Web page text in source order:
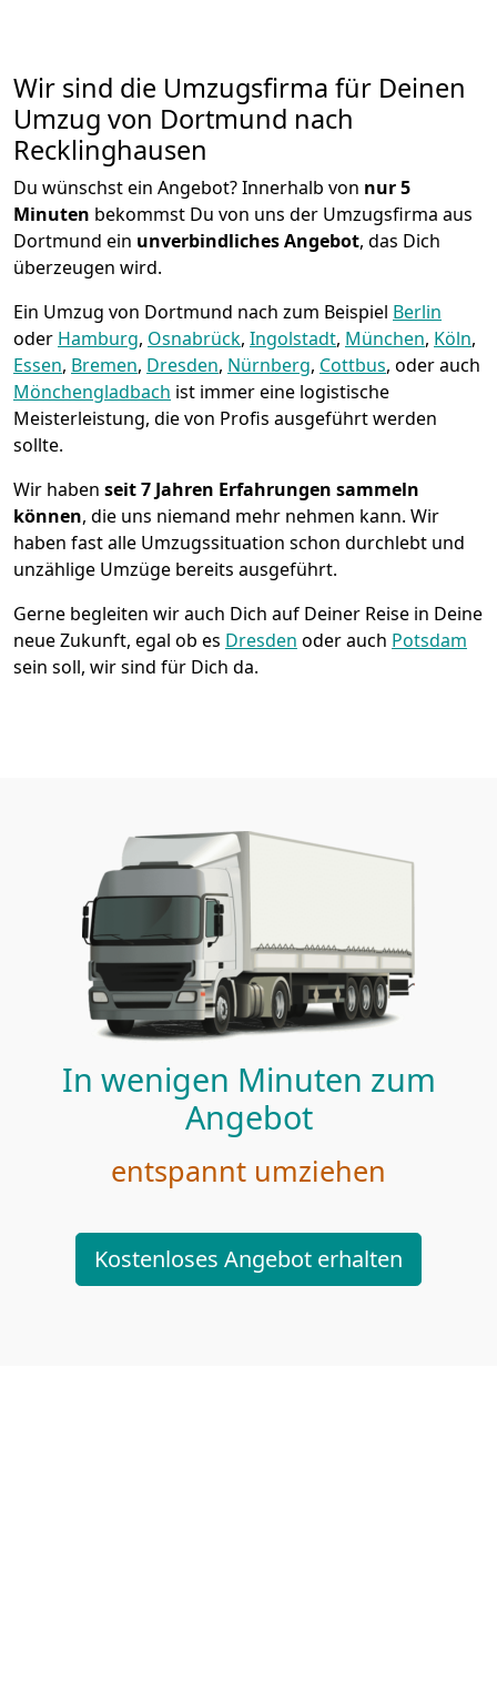
Wir sind die Umzugsfirma für Deinen
Umzug von Dortmund nach
Recklinghausen
Du wünschst ein Angebot? Innerhalb von nur 5
Minuten bekommst Du von uns der Umzugsfirma aus
Dortmund ein unverbindliches Angebot, das Dich
überzeugen wird.
Ein Umzug von Dortmund nach zum Beispiel Berlin
oder Hamburg, Osnabrück, Ingolstadt, München, Köln,
Essen, Bremen, Dresden, Nürnberg, Cottbus, oder auch
Mönchen­gladbach ist immer eine logistische
Meisterleistung, die von Profis ausgeführt werden
sollte.
Wir haben seit7 Jahren Erfahrungen sammeln
können, die uns niemand mehr nehmen kann. Wir
haben fast alle Umzugssituation schon durchlebt und
unzählige Umzüge bereits ausgeführt.
Gerne begleiten wir auch Dich auf Deiner Reise in Deine
neue Zukunft, egal ob es Dresden oder auch Potsdam
sein soll, wir sind für Dich da.
In wenigen Minuten zum
Angebot
entspannt umziehen
Kostenloses Angebot erhalten